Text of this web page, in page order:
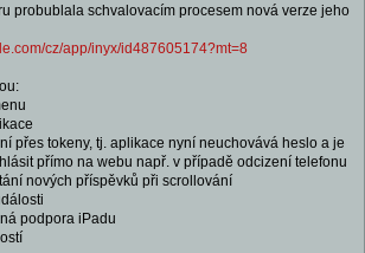
probublala schvalovacím procesem nová verze jeho
cz/app/inyx/id487605174?mt=8
přes tokeny, tj. aplikace nyní neuchovává heslo a je
přímo na webu např. v případě odcizení telefonu
nových příspěvků při scrollování
podpora iPadu